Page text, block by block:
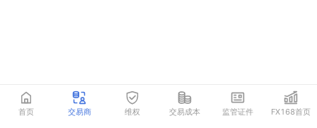
首页 交易商 维权 交易成本 监管证件 FX168首页